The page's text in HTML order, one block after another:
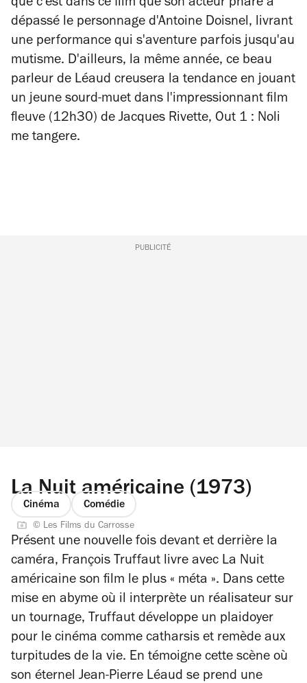
que c'est dans ce film que son acteur phare a
dépassé le personnage d'Antoine Doisnel, livrant
une performance qui s'aventure parfois jusqu'au
mutisme. D'ailleurs, la même année, ce beau
parleur de Léaud creusera la tendance en jouant
un jeune sourd-muet dans l'impressionnant film
fleuve (12h30) de Jacques Rivette, Out 1 : Noli
me tangere.
PUBLICITÉ
La Nuit américaine (1973)
Cinéma Comédie
© Les Films du Carrosse
Présent une nouvelle fois devant et derrière la
caméra, François Truffaut livre avec La Nuit
américaine son film le plus « méta ». Dans cette
mise en abyme où il interprète un réalisateur sur
un tournage, Truffaut développe un plaidoyer
pour le cinéma comme catharsis et remède aux
turpitudes de la vie. En témoigne cette scène où
son éternel Jean-Pierre Léaud se prend une